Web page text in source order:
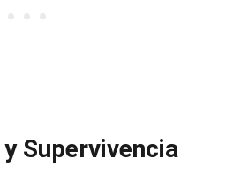
Supervivencia